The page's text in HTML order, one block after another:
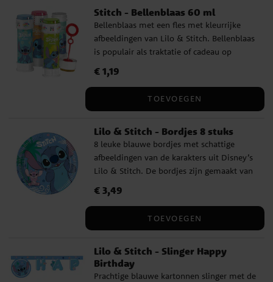
stabilisatoren (E460i, E414, E466),
verdikkingsmiddel (maltodextrine),
bevochtigingsmiddel (E422), emulgator
(E433), conserveermiddelen (E330, E202),
kleurstoffen (E122, E133, E102, E151). (E122
en E151 kunnen een negatief effect hebben
Stitch - Bellenblaas 60 ml
Bellenblaas met een fles met kleurrijke
afbeeldingen van Lilo & Stitch. Bellenblaas
is populair als traktatie of cadeau op
mee te spelen. De fles bevat 60 ml. De
Prijs:€ 1,19
€ 1,19
TOEVOEGEN
Lilo & Stitch - Bordjes 8 stuks
8 leuke blauwe bordjes met schattige
afbeeldingen van de karakters uit Disney’s
Lilo & Stitch. De bordjes zijn gemaakt van
en hebben een diameter van ca. 20 cm.
Prijs:€ 3,49
€ 3,49
TOEVOEGEN
Lilo & Stitch - Slinger Happy
Birthday
Prachtige blauwe kartonnen slinger met de